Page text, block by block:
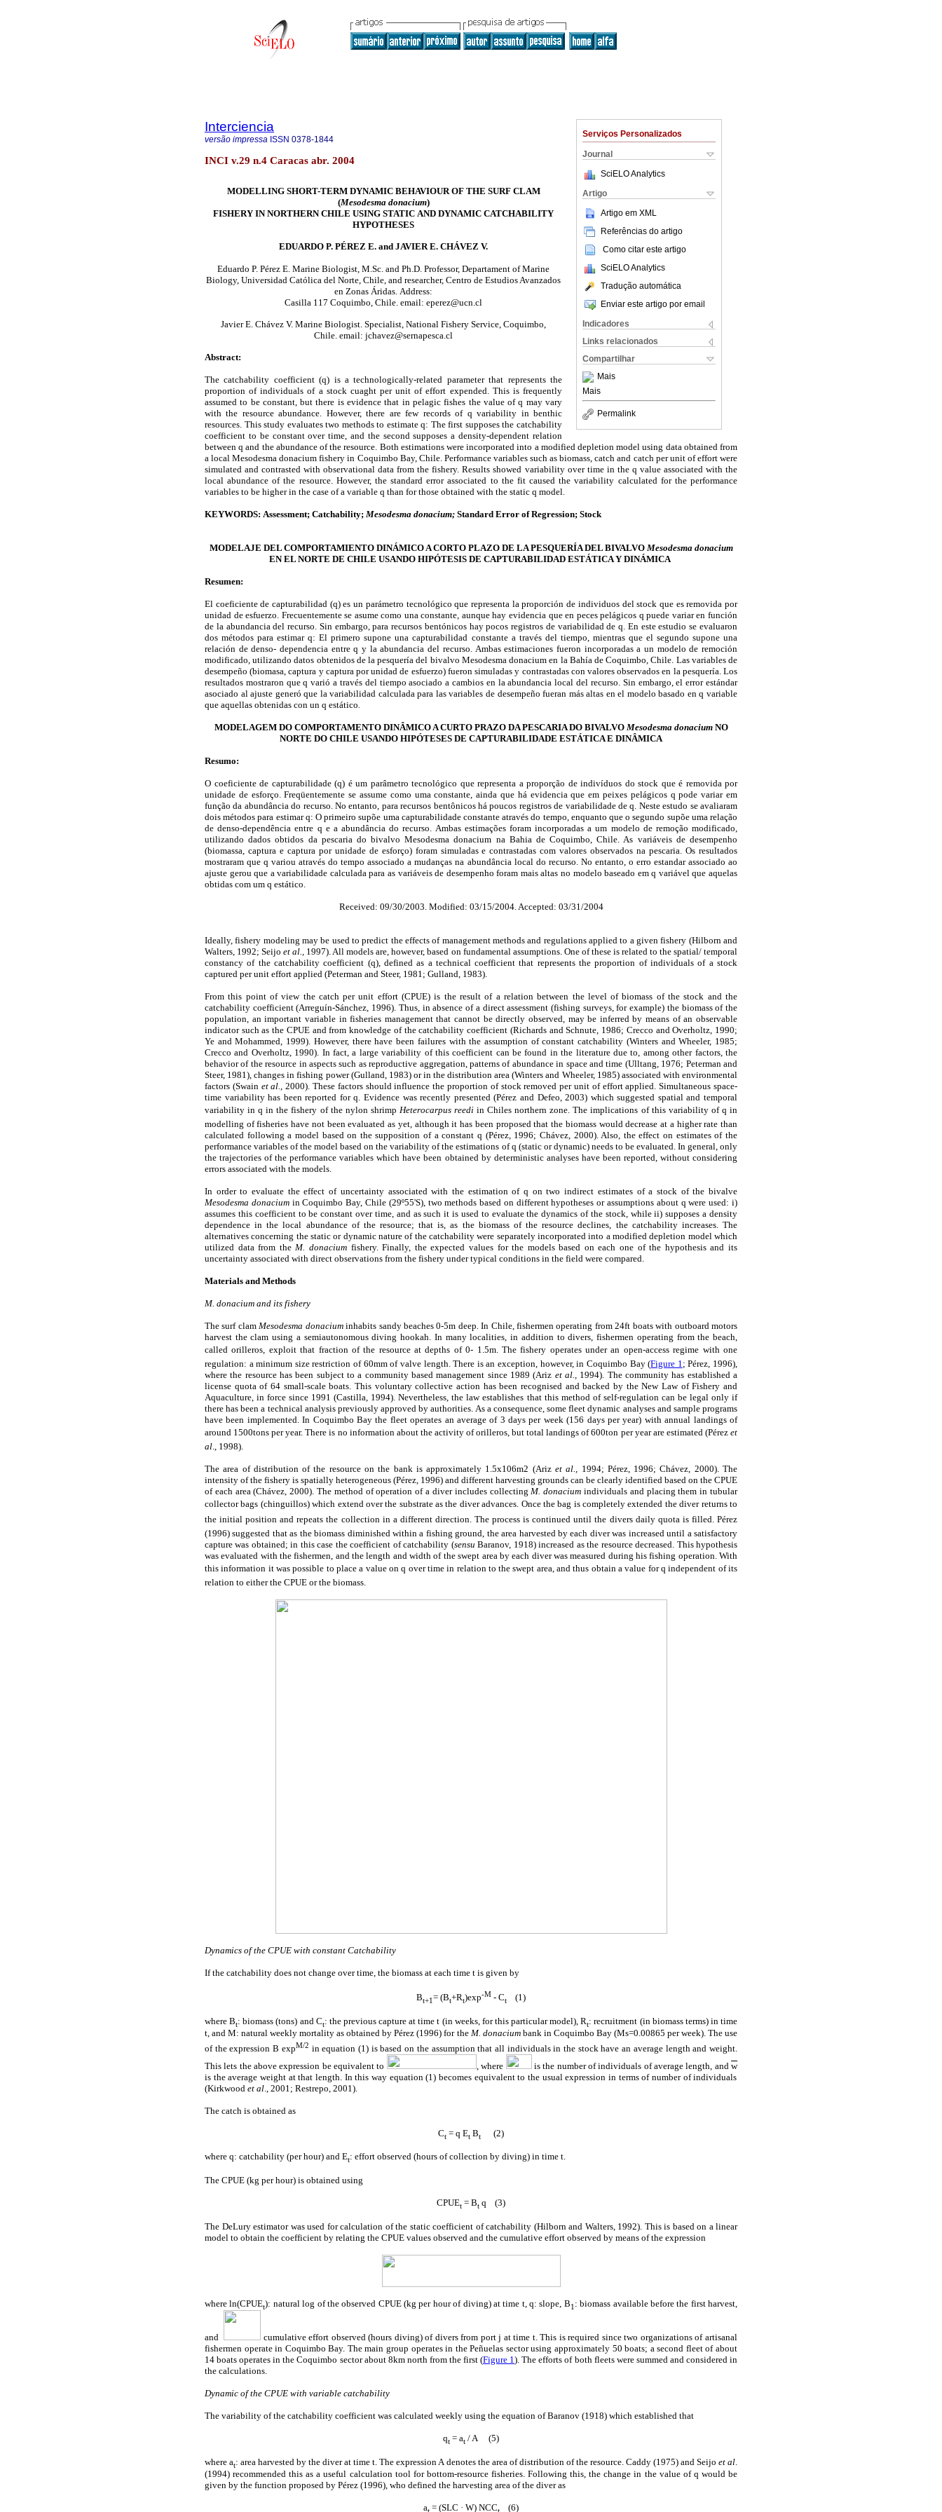
Serviços Personalizados
Journal
SciELO Analytics
Artigo
Artigo em XML
Referências do artigo
Como citar este artigo
SciELO Analytics
Tradução automática
Enviar este artigo por email
Indicadores
Links relacionados
Compartilhar
Mais
Mais
Permalink
Interciencia
versão impressa ISSN 0378-1844
INCI v.29 n.4 Caracas abr. 2004
MODELLING SHORT-TERM DYNAMIC BEHAVIOUR OF THE SURF CLAM
(Mesodesma donacium)
FISHERY IN NORTHERN CHILE USING STATIC AND DYNAMIC CATCHABILITY
HYPOTHESES
EDUARDO P. PÉREZ E. and JAVIER E. CHÁVEZ V.
Eduardo P. Pérez E. Marine Biologist, M.Sc. and Ph.D. Professor, Departament of Marine
Biology, Universidad Católica del Norte, Chile, and researcher, Centro de Estudios Avanzados
en Zonas Áridas. Address:
Casilla 117 Coquimbo, Chile. email: eperez@ucn.cl
Javier E. Chávez V. Marine Biologist. Specialist, National Fishery Service, Coquimbo,
Chile. email: jchavez@sernapesca.cl
Abstract:
The catchability coefficient (q) is a technologically-related parameter that represents the
proportion of individuals of a stock cuaght per unit of effort expended. This is frequently
assumed to be constant, but there is evidence that in pelagic fishes the value of q may vary
with the resource abundance. However, there are few records of q variability in benthic
resources. This study evaluates two methods to estimate q: The first supposes the catchability
coefficient to be constant over time, and the second supposes a density-dependent relation
between q and the abundance of the resource. Both estimations were incorporated into a modified depletion model using data obtained from
a local Mesodesma donacium fishery in Coquimbo Bay, Chile. Performance variables such as biomass, catch and catch per unit of effort were
simulated and contrasted with observational data from the fishery. Results showed variability over time in the q value associated with the
local abundance of the resource. However, the standard error associated to the fit caused the variability calculated for the performance
variables to be higher in the case of a variable q than for those obtained with the static q model.
KEYWORDS: Assessment; Catchability; Mesodesma donacium; Standard Error of Regression; Stock
MODELAJE DEL COMPORTAMIENTO DINÁMICO A CORTO PLAZO DE LA PESQUERÍA DEL BIVALVO Mesodesma donacium
EN EL NORTE DE CHILE USANDO HIPÓTESIS DE CAPTURABILIDAD ESTÁTICA Y DINÁMICA
Resumen:
El coeficiente de capturabilidad (q) es un parámetro tecnológico que representa la proporción de individuos del stock que es removida por
unidad de esfuerzo. Frecuentemente se asume como una constante, aunque hay evidencia que en peces pelágicos q puede variar en función
de la abundancia del recurso. Sin embargo, para recursos bentónicos hay pocos registros de variabilidad de q. En este estudio se evaluaron
dos métodos para estimar q: El primero supone una capturabilidad constante a través del tiempo, mientras que el segundo supone una
relación de denso- dependencia entre q y la abundancia del recurso. Ambas estimaciones fueron incorporadas a un modelo de remoción
modificado, utilizando datos obtenidos de la pesquería del bivalvo Mesodesma donacium en la Bahía de Coquimbo, Chile. Las variables de
desempeño (biomasa, captura y captura por unidad de esfuerzo) fueron simuladas y contrastadas con valores observados en la pesquería. Los
resultados mostraron que q varió a través del tiempo asociado a cambios en la abundancia local del recurso. Sin embargo, el error estándar
asociado al ajuste generó que la variabilidad calculada para las variables de desempeño fueran más altas en el modelo basado en q variable
que aquellas obtenidas con un q estático
MODELAGEM DO COMPORTAMENTO DINÂMICO A CURTO PRAZO DA PESCARIA DO BIVALVO Mesodesma donacium NO
NORTE DO CHILE USANDO HIPÓTESES DE CAPTURABILIDADE ESTÁTICA E DINÂMICA
Resumo:
O coeficiente de capturabilidade (q) é um parâmetro tecnológico que representa a proporção de indivíduos do stock que é removida por
unidade de esforço. Freqüentemente se assume como uma constante, ainda que há evidencia que em peixes pelágicos q pode variar em
função da abundância do recurso. No entanto, para recursos bentônicos há poucos registros de variabilidade de q. Neste estudo se avaliaram
dois métodos para estimar q: O primeiro supõe uma capturabilidade constante através do tempo, enquanto que o segundo supõe uma relação
de denso-dependência entre q e a abundância do recurso. Ambas estimações foram incorporadas a um modelo de remoção modificado,
utilizando dados obtidos da pescaria do bivalvo Mesodesma donacium na Bahia de Coquimbo, Chile. As variáveis de desempenho
(biomassa, captura e captura por unidade de esforço) foram simuladas e contrastadas com valores observados na pescaria. Os resultados
mostraram que q variou através do tempo associado a mudanças na abundância local do recurso. No entanto, o erro estandar associado ao
ajuste gerou que a variabilidade calculada para as variáveis de desempenho foram mais altas no modelo baseado em q variável que aquelas
obtidas com um q estático.
Received: 09/30/2003. Modified: 03/15/2004. Accepted: 03/31/2004
Ideally, fishery modeling may be used to predict the effects of management methods and regulations applied to a given fishery (Hilborn and
Walters, 1992; Seijoet al., 1997). All models are, however, based on fundamental assumptions. One of these is related to the spatial/ temporal
constancy of the catchability coefficient (q), defined as a technical coefficient that represents the proportion of individuals of a stock
captured per unit effort applied (Peterman and Steer, 1981; Gulland, 1983).
From this point of view the catch per unit effort (CPUE) is the result of a relation between the level of biomass of the stock and the
catchability coefficient (Arreguín-Sánchez, 1996). Thus, in absence of a direct assessment (fishing surveys, for example) the biomass of the
population, an important variable in fisheries management that cannot be directly observed, may be inferred by means of an observable
indicator such as the CPUE and from knowledge of the catchability coefficient (Richards and Schnute, 1986; Crecco and Overholtz, 1990;
Ye and Mohammed, 1999). However, there have been failures with the assumption of constant catchability (Winters and Wheeler, 1985;
Crecco and Overholtz, 1990). In fact, a large variability of this coefficient can be found in the literature due to, among other factors, the
behavior of the resource in aspects such as reproductive aggregation, patterns of abundance in space and time (Ulltang, 1976; Peterman and
Steer, 1981), changes in fishing power (Gulland, 1983) or in the distribution area (Winters and Wheeler, 1985) associated with environmental
factors (Swain et al.
, 2000). These factors should influence the proportion of stock removed per unit of effort applied. Simultaneous space-
time variability has been reported for q. Evidence was recently presented (Pérez and Defeo, 2003) which suggested spatial and temporal
variability in q in the fishery of the nylon shrimp Heterocarpus reediin Chiles northern zone. The implications of this variability of q in
modelling of fisheries have not been evaluated as yet, although it has been proposed that the biomass would decrease at a higher rate than
calculated following a model based on the supposition of a constant q (Pérez, 1996; Chávez, 2000). Also, the effect on estimates of the
performance variables of the model based on the variability of the estimations of q (static or dynamic) needs to be evaluated. In general, only
the trajectories of the performance variables which have been obtained by deterministic analyses have been reported, without considering
errors associated with the models.
In order to evaluate the effect of uncertainty associated with the estimation of q on two indirect estimates of a stock of the bivalve
Mesodesma donacium in Coquimbo Bay, Chile (29º55'S), two methods based on different hypotheses or assumptions about q were used: i)
assumes this coefficient to be constant over time, and as such it is used to evaluate the dynamics of the stock, while ii) supposes a density
dependence in the local abundance of the resource; that is, as the biomass of the resource declines, the catchability increases. The
alternatives concerning the static or dynamic nature of the catchability were separately incorporated into a modified depletion model which
utilized data from the M. donacium fishery. Finally, the expected values for the models based on each one of the hypothesis and its
uncertainty associated with direct observations from the fishery under typical conditions in the field were compared.
Materials and Methods
M. donacium and its fishery
The surf clam Mesodesma donaciuminhabits sandy beaches 0-5m deep .In Chile, fishermen operating from 24ft boats with outboard motors
harvest the clam using a semiautonomous diving hookah. In many localities, in addition to divers, fishermen operating from the beach,
called orilleros, exploit that fraction of the resource at depths of 0- 1.5m. The fishery operates under an open-access regime with one
regulation: a minimum size restriction of 60mm of valve length. There is an exception, however, in Coquimbo Bay (Figure 1 ; Pérez, 1996),
where the resource has been subject to a community based management since 1989 (Ariz et al., 1994). The community has established a
license quota of 64 small-scale boats. This voluntary collective action has been recognised and backed by the New Law of Fishery and
Aquaculture, in force since 1991 (Castilla, 1994). Nevertheless, the law establishes that this method of self-regulation can be legal only if
there has been a technical analysis previously approved by authorities. As a consequence, some fleet dynamic analyses and sample programs
have been implemented. In Coquimbo Bay the fleet operates an average of 3 days per week (156 days per year) with annual landings of
around 1500tons per year. There is no information about the activity of orilleros, but total landings of 600ton per year are estimated (Pérez et
al ., 1998).
The area of distribution of the resource on the bank is approximately 1.5x106m2 (Ariz et al., 1994; Pérez, 1996; Chávez, 2000). The
intensity of the fishery is spatially heterogeneous (Pérez, 1996) and different harvesting grounds can be clearly identified based on the CPUE
of each area (Chávez, 2000). The method of operation of a diver includes collecting M. donacium individuals and placing them in tubular
collector bags (chinguillos) which extend over the substrate as the diver advances. Once the bag is completely extended the diver returns to
the initial position and repeats the collection in a different direction. The process is continued until the divers daily quota is filled. Pérez
(1996) suggested that as the biomass diminished within a fishing ground, the area harvested by each diver was increased until a satisfactory
capture was obtained; in this case the coefficient of catchability (sensuBaranov, 1918) increased as the resource decreased. This hypothesis
was evaluated with the fishermen, and the length and width of the swept area by each diver was measured during his fishing operation. With
this information it was possible to place a value on q over time in relation to the swept area, and thus obtain a value for q independent of its
relation to either the CPUE or the biomass.
Dynamics of the CPUE with constant Catchability
If the catchability does not change over time, the biomass at each time t is given by
Bt+1= (Bt+Rt)exp-M - Ct (1)
where Bt: biomass (tons) and Ct: the previous capture at time t (in weeks, for this particular model), Rt: recruitment (in biomass terms) in time
t, and M: natural weekly mortality as obtained by Pérez (1996) for the M. donacium bank in Coquimbo Bay (Ms=0.00865 per week). The use
of the expression B expM/2 in equation (1) is based on the assumption that all individuals in the stock have an average length and weight.
This lets the above expression be equivalent to
, where is the number of individuals of average length, andw
is the average weight at that length. In this way equation (1) becomes equivalent to the usual expression in terms of number of individuals
(Kirkwood et al ., 2001; Restrepo, 2001).
The catch is obtained as
Ct = q Et Bt (2)
where q: catchability (per hour) and Et: effort observed (hours of collection by diving) in time t.
The CPUE (kg per hour) is obtained using
CPUEt = Bt q (3)
The DeLury estimator was used for calculation of the static coefficient of catchability (Hilborn and Walters, 1992). This is based on a linear
model to obtain the coefficient by relating the CPUE values observed and the cumulative effort observed by means of the expression
where ln(CPUEt): natural log of the observed CPUE (kg per hour of diving) at time t, q: slope, B1 : biomass available before the first harvest,
and
cumulative effort observed (hours diving) of divers from port j at time t. This is required since two organizations of artisanal
fishermen operate in Coquimbo Bay. The main group operates in the Peñuelas sector using approximately 50 boats; a second fleet of about
14 boats operates in the Coquimbo sector about 8km north from the first (Figure 1). The efforts of both fleets were summed and considered in
the calculations.
Dynamic of the CPUE with variable catchability
The variability of the catchability coefficient was calculated weekly using the equation of Baranov (1918) which established that
qt = at / A (5)
where at: area harvested by the diver at time t. The expression A denotes the area of distribution of the resource. Caddy (1975) and Seijo et al
(1994) recommended this as a useful calculation tool for bottom-resource fisheries. Following this, the change in the value of q would be
given by the function proposed by Pérez (1996), who defined the harvesting area of the diver as
a = (SLC · W) NCC (6)